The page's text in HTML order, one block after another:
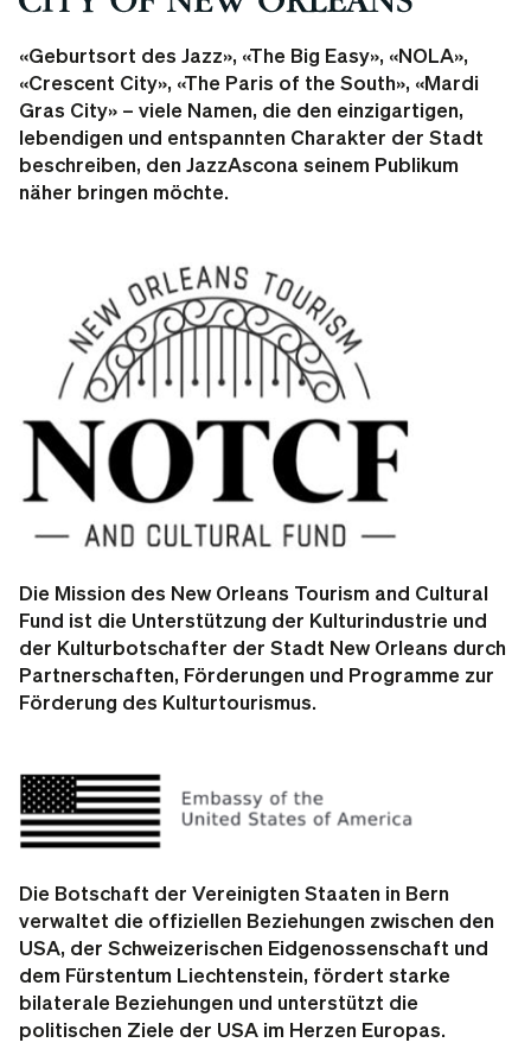
«Geburtsort des Jazz», «The Big Easy», «NOLA»,
«Crescent City», «The Paris of the South», «Mardi
Gras City» – viele Namen, die den einzigartigen,
lebendigen und entspannten Charakter der Stadt
beschreiben, den JazzAscona seinem Publikum
näher bringen möchte.
Die Mission des New Orleans Tourism and Cultural
Fund ist die Unterstützung der Kulturindustrie und
der Kulturbotschafter der Stadt New Orleans durch
Partnerschaften, Förderungen und Programme zur
Förderung des Kulturtourismus.
Die Botschaft der Vereinigten Staaten in Bern
verwaltet die offiziellen Beziehungen zwischen den
USA, der Schweizerischen Eidgenossenschaft und
dem Fürstentum Liechtenstein, fördert starke
bilaterale Beziehungen und unterstützt die
politischen Ziele der USA im Herzen Europas.